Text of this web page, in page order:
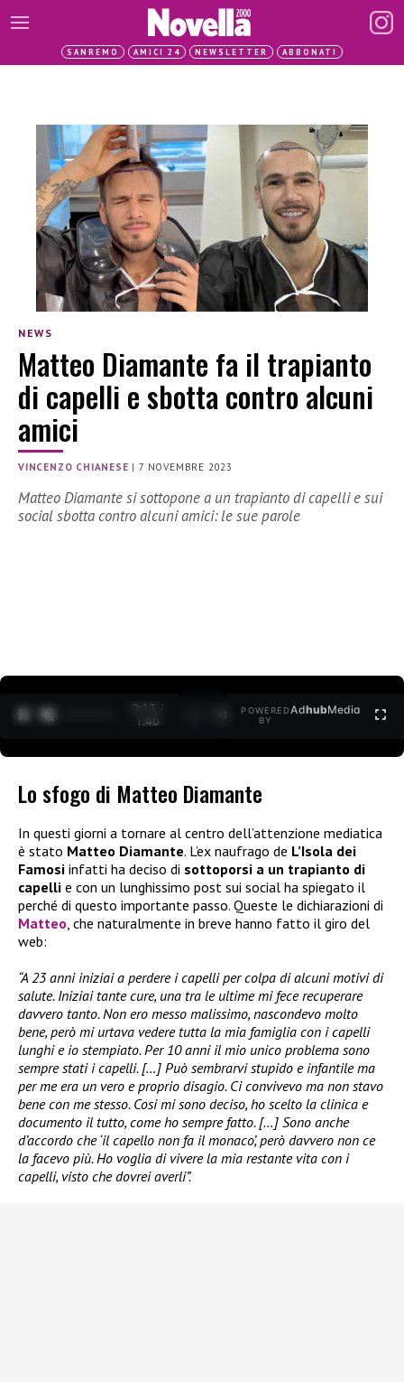
SANREMO AMICI 24 NEWSLETTER ABBONATI
NEWS
Matteo Diamante fa il trapianto
di capelli e sbotta contro alcuni
amici
VINCENZO CHIANESE |7 NOVEMBRE 2023
Matteo Diamante si sottopone a un trapianto di capelli e sui
social sbotta contro alcuni amici: le sue parole
0:15 /
1:40
POWERED
BY
AdhubMedia
Lo sfogo di Matteo Diamante
In questi giorni a tornare al centro dell’attenzione mediatica
è stato Matteo Diamante. L’ex naufrago de L’Isola dei
Famosi infatti ha deciso di sottoporsi a un trapianto di
capelli e con un lunghissimo post sui social ha spiegato il
perché di questo importante passo. Queste le dichiarazioni di
Matteo, che naturalmente in breve hanno fatto il giro del
web:
“A 23 anni iniziai a perdere i capelli per colpa di alcuni motivi di
salute. Iniziai tante cure, una tra le ultime mi fece recuperare
davvero tanto. Non ero messo malissimo, nascondevo molto
bene, però mi urtava vedere tutta la mia famiglia con i capelli
lunghi e io stempiato. Per 10 anni il mio unico problema sono
sempre stati i capelli. […] Può sembrarvi stupido e infantile ma
per me era un vero e proprio disagio. Ci convivevo ma non stavo
bene con me stesso. Cosi mi sono deciso, ho scelto la clinica e
documento il tutto, come ho sempre fatto. […] Sono anche
d’accordo che ‘il capello non fa il monaco’, però davvero non ce
la facevo più. Ho voglia di vivere la mia restante vita con i
capelli, visto che dovrei averli”.